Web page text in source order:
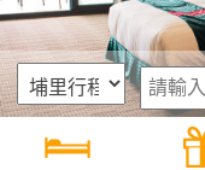
訂
房
灣